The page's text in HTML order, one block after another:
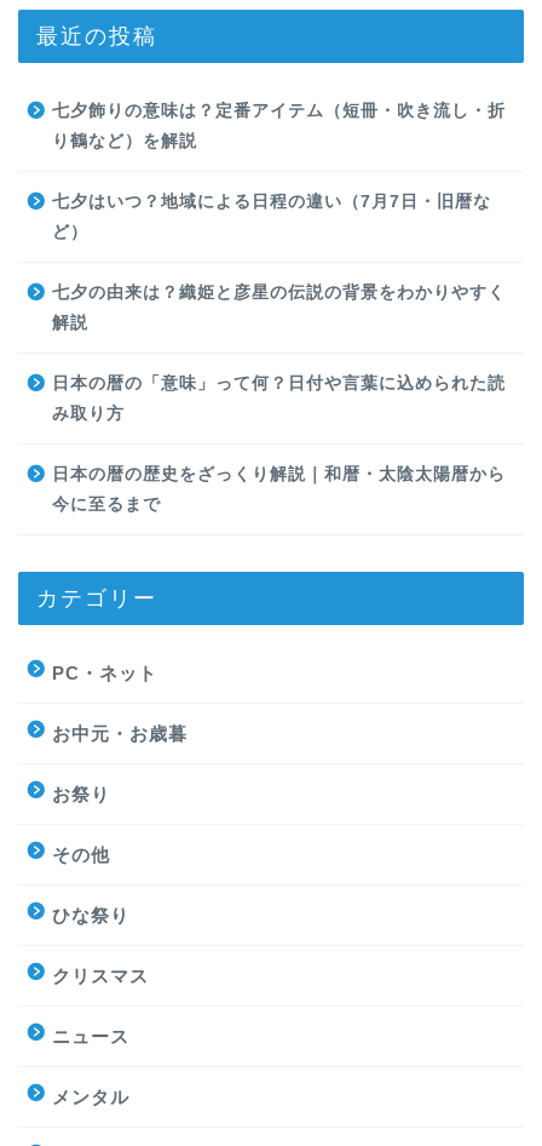
最近の投稿
七夕飾りの意味は？定番アイテム（短冊・吹き流し・折
り鶴など）を解説
七夕はいつ？地域による日程の違い（7月7日・旧暦な
ど）
七夕の由来は？織姫と彦星の伝説の背景をわかりやすく
解説
日本の暦の「意味」って何？日付や言葉に込められた読
み取り方
日本の暦の歴史をざっくり解説｜和暦・太陰太陽暦から
今に至るまで
カテゴリー
PC・ネット
お中元・お歳暮
お祭り
その他
ひな祭り
クリスマス
ニュース
メンタル